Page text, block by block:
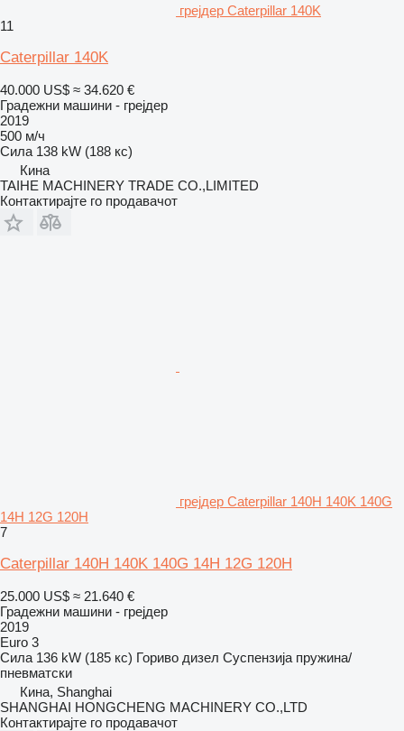
грејдер Caterpillar 140K
11
Caterpillar 140K
40.000 US$ ≈ 34.620 €
Градежни машини - грејдер
2019
500 м/ч
Сила 138 kW (188 кс)
Кина
TAIHE MACHINERY TRADE CO.,LIMITED
Контактирајте го продавачот
грејдер Caterpillar 140H 140K 140G
14H 12G 120H
7
Caterpillar 140H 140K 140G 14H 12G 120H
25.000 US$ ≈ 21.640 €
Градежни машини - грејдер
2019
Euro 3
Сила 136 kW (185 кс) Гориво дизел Суспензија пружина/
пневматски
Кина, Shanghai
SHANGHAI HONGCHENG MACHINERY CO.,LTD
Контактирајте го продавачот